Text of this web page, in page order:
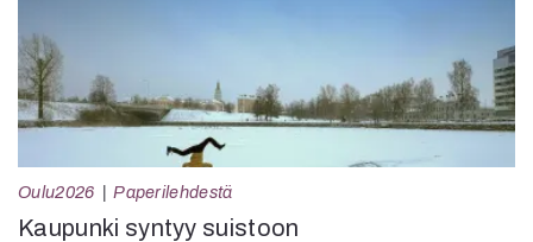
Oulu2026 Paperilehdestä
Kaupunki syntyy suistoon